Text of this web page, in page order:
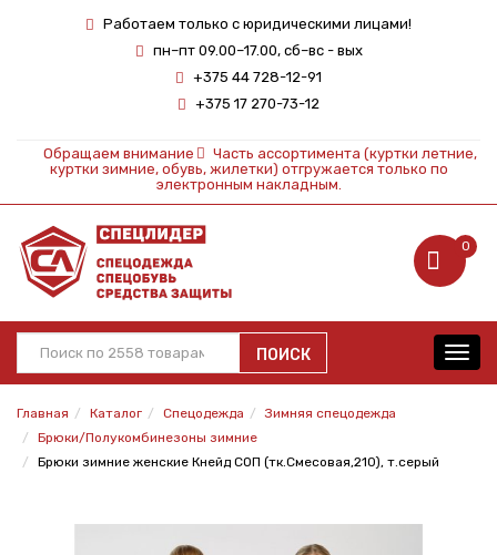
Работаем только с юридическими лицами!
пн–пт 09.00–17.00, сб–вс - вых
+375 44 728-12-91
+375 17 270-73-12
Обращаем внимание
Часть ассортимента (куртки летние,
куртки зимние, обувь, жилетки) отгружается только по
электронным накладным.
0
ПОИСК
Главная Каталог Спецодежда
Зимняя спецодежда
Брюки/Полукомбинезоны зимние
Брюки зимние женские Кнейд СОП (тк.Смесовая,210), т.серый